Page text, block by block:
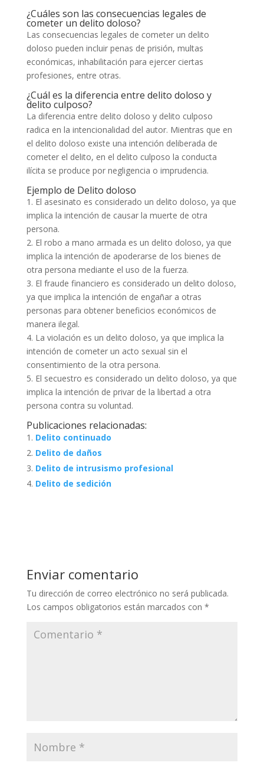
¿Cuáles son las consecuencias legales de
cometer un delito doloso?
Las consecuencias legales de cometer un delito
doloso pueden incluir penas de prisión, multas
económicas, inhabilitación para ejercer ciertas
profesiones, entre otras.
¿Cuál es la diferencia entre delito doloso y
delito culposo?
La diferencia entre delito doloso y delito culposo
radica en la intencionalidad del autor. Mientras que en
el delito doloso existe una intención deliberada de
cometer el delito, en el delito culposo la conducta
ilícita se produce por negligencia o imprudencia.
Ejemplo de Delito doloso
1. El asesinato es considerado un delito doloso, ya que
implica la intención de causar la muerte de otra
persona.
2. El robo a mano armada es un delito doloso, ya que
implica la intención de apoderarse de los bienes de
otra persona mediante el uso de la fuerza.
3. El fraude financiero es considerado un delito doloso,
ya que implica la intención de engañar a otras
personas para obtener beneficios económicos de
manera ilegal.
4. La violación es un delito doloso, ya que implica la
intención de cometer un acto sexual sin el
consentimiento de la otra persona.
5. El secuestro es considerado un delito doloso, ya que
implica la intención de privar de la libertad a otra
persona contra su voluntad.
Publicaciones relacionadas:
Delito continuado
Delito de daños
Delito de intrusismo profesional
Delito de sedición
Enviar comentario
Tu dirección de correo electrónico no será publicada.
Los campos obligatorios están marcados con *